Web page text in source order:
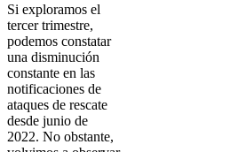
Si exploramos el
tercer trimestre,
podemos constatar
una disminución
constante en las
notificaciones de
ataques de rescate
desde junio de
2022. No obstante,